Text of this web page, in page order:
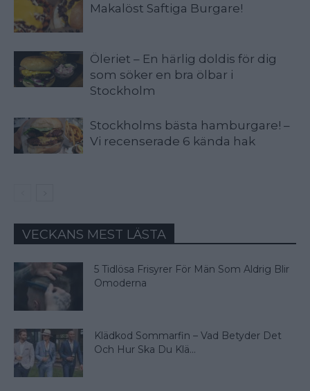
Makalöst Saftiga Burgare!
Öleriet – En härlig doldis för dig
som söker en bra ölbar i
Stockholm
Stockholms bästa hamburgare! –
Vi recenserade 6 kända hak
VECKANS MEST LÄSTA
5 Tidlösa Frisyrer För Män Som Aldrig Blir
Omoderna
Klädkod Sommarfin – Vad Betyder Det
Och Hur Ska Du Klä...